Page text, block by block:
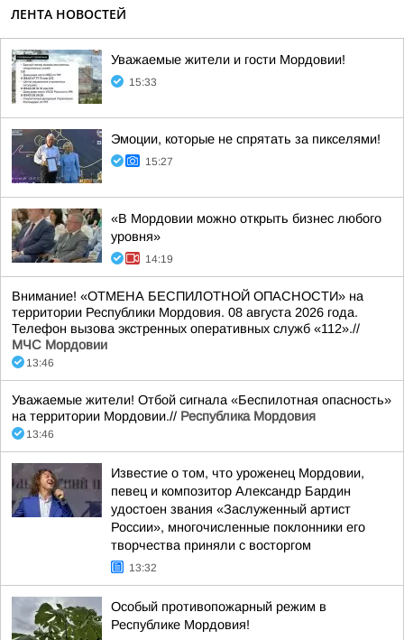
ЛЕНТА НОВОСТЕЙ
Уважаемые жители и гости Мордовии!
15:33
Эмоции, которые не спрятать за пикселями!
15:27
«В Мордовии можно открыть бизнес любого
уровня»
14:19
Внимание! «ОТМЕНА БЕСПИЛОТНОЙ ОПАСНОСТИ» на
территории Республики Мордовия. 08 августа 2026 года.
Телефон вызова экстренных оперативных служб «112».//
МЧС Мордовии
13:46
Уважаемые жители! Отбой сигнала «Беспилотная опасность»
на территории Мордовии.// Республика Мордовия
13:46
Известие о том, что уроженец Мордовии,
певец и композитор Александр Бардин
удостоен звания «Заслуженный артист
России», многочисленные поклонники его
творчества приняли с восторгом
13:32
Особый противопожарный режим в
Республике Мордовия!